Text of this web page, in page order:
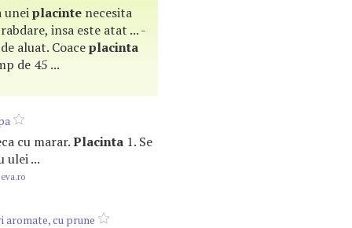
uneiplacinte necesita
insa este atat ... -
aluat. Coaceplacinta
de 45 ...
cu marar.Placinta 1. Se
ulei ...
cu prune